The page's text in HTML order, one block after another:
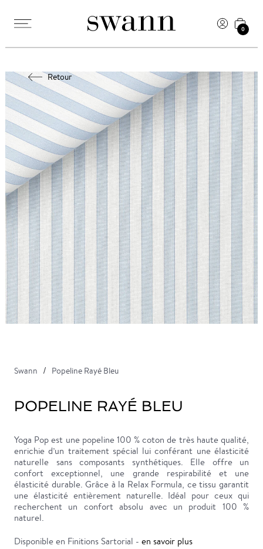
0
Retour
Swann Popeline Rayé Bleu
POPELINE RAYÉ BLEU
Yoga Pop est une popeline 100 % coton de très haute qualité,
enrichie d’un traitement spécial lui conférant une élasticité
naturelle sans composants synthétiques. Elle offre un
confort exceptionnel, une grande respirabilité et une
élasticité durable. Grâce à la Relax Formula, ce tissu garantit
une élasticité entièrement naturelle. Idéal pour ceux qui
recherchent un confort absolu avec un produit 100 %
naturel.
Disponible en Finitions Sartorial - en savoir plus